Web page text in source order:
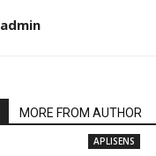
admin
MORE FROM AUTHOR
APLISENS